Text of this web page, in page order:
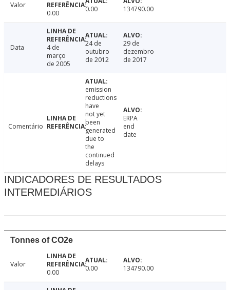
Valor
0.00
0.00 134790.00
Data
4 de
março
de 2005
24 de
outubro
de 2012
29 de
dezembro
de 2017
Comentário
emission
reductions
have
not yet
been
generated
due to
the
continued
delays
ERPA
end
date
INDICADORES DE RESULTADOS
INTERMEDIÁRIOS
Tonnes of CO2e
Valor
0.00
0.00 134790.00